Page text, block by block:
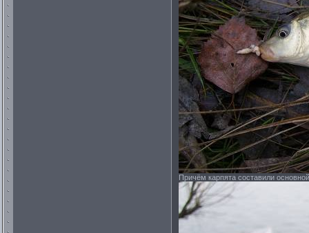
Причём карпята составили